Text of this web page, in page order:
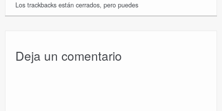
Los trackbacks están cerrados, pero puedes
Deja un comentario